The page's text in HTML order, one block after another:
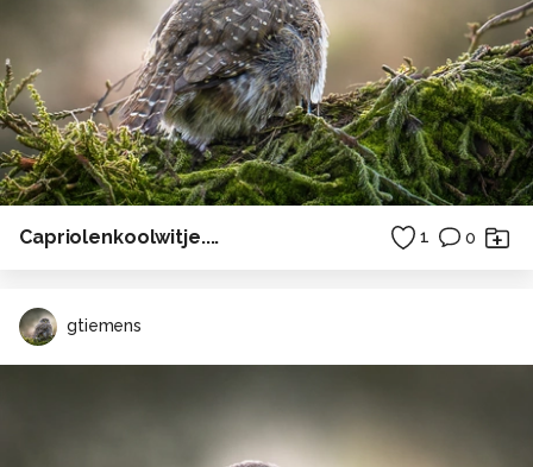
Capriolenkoolwitje.... 1 0
gtiemens